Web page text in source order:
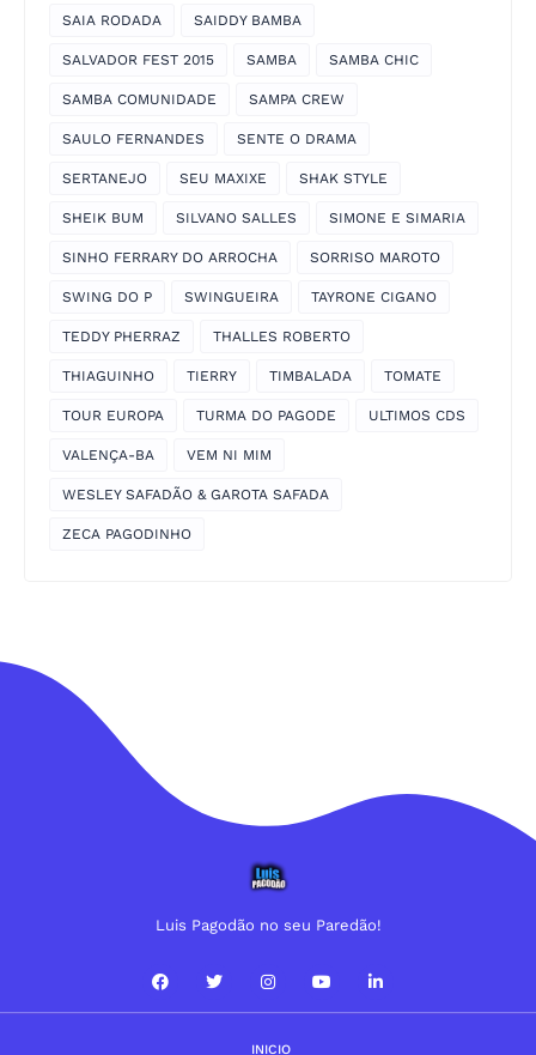
SAIA RODADA SAIDDY BAMBA
SALVADOR FEST 2015 SAMBA SAMBA CHIC
SAMBA COMUNIDADE SAMPA CREW
SAULO FERNANDES SENTE O DRAMA
SERTANEJO SEU MAXIXE SHAK STYLE
SHEIK BUM SILVANO SALLES SIMONE E SIMARIA
SINHO FERRARY DO ARROCHA SORRISO MAROTO
SWING DO P SWINGUEIRA TAYRONE CIGANO
TEDDY PHERRAZ THALLES ROBERTO
THIAGUINHO TIERRY TIMBALADA TOMATE
TOUR EUROPA TURMA DO PAGODE ULTIMOS CDS
VALENÇA-BA VEM NI MIM
WESLEY SAFADÃO & GAROTA SAFADA
ZECA PAGODINHO
Luis Pagodão no seu Paredão!
INICIO